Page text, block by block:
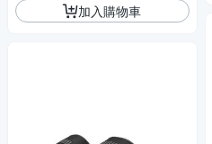
加入購物車